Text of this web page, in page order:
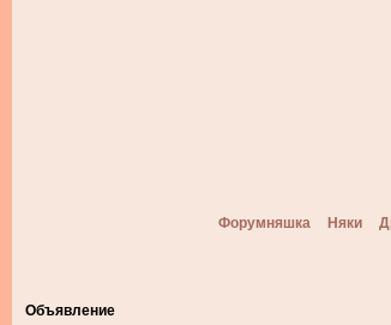
Форумняшка Няки
Объявление